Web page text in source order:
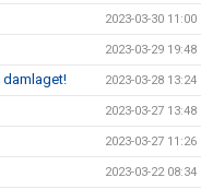
2023-03-30 11:00
2023-03-29 19:48
damlaget! 2023-03-28 13:24
2023-03-27 13:48
2023-03-27 11:26
2023-03-22 08:34